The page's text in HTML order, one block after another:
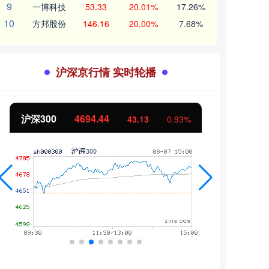
9 一博科技 53.33 20.01% 17.26%
10 方邦股份 146.16 20.00% 7.68%
沪深京行情 实时轮播
沪深300 4694.44 43.13 0.93%